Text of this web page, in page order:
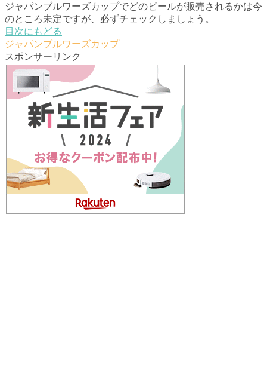
ジャパンブルワーズカップでどのビールが販売されるかは今
のところ未定ですが、必ずチェックしましょう。
目次にもどる
ジャパンブルワーズカップ
スポンサーリンク